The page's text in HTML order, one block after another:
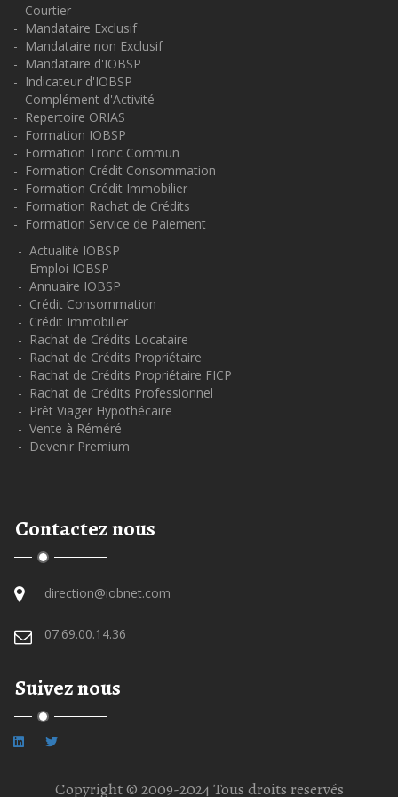
- Courtier
- Mandataire Exclusif
- Mandataire non Exclusif
- Mandataire d'IOBSP
- Indicateur d'IOBSP
- Complément d'Activité
- Repertoire ORIAS
- Formation IOBSP
- Formation Tronc Commun
- Formation Crédit Consommation
- Formation Crédit Immobilier
- Formation Rachat de Crédits
- Formation Service de Paiement
- Actualité IOBSP
- Emploi IOBSP
- Annuaire IOBSP
- Crédit Consommation
- Crédit Immobilier
- Rachat de Crédits Locataire
- Rachat de Crédits Propriétaire
- Rachat de Crédits Propriétaire FICP
- Rachat de Crédits Professionnel
- Prêt Viager Hypothécaire
- Vente à Réméré
- Devenir Premium
Contactez nous
direction@iobnet.com
07.69.00.14.36
Suivez nous
Copyright © 2009-2024 Tous droits reservés